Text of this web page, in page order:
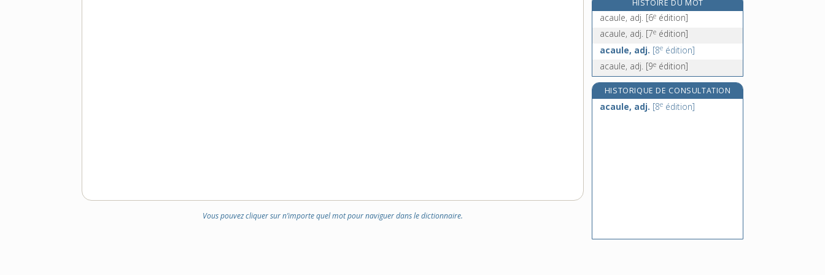
Vous pouvez cliquer sur n’importe quel mot pour naviguer dans le dictionnaire.
accaparement, n. m.
accaparer, v. tr.
accapareur, -euse, n.
accastillage, n. m.
HISTOIRE DU MOT
acaule, adj. [6e édition]
acaule, adj. [7e édition]
acaule, adj. [8e édition]
acaule, adj. [9e édition]
HISTORIQUE DE CONSULTATION
acaule, adj. [8e édition]